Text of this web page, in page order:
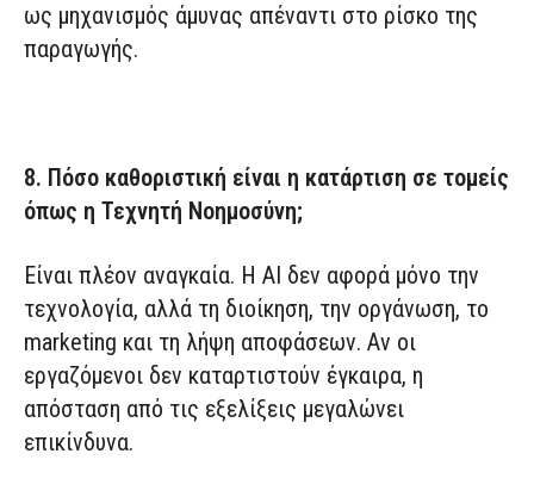
ως μηχανισμός άμυνας απέναντι στο ρίσκο της
παραγωγής.
8. Πόσο καθοριστική είναι η κατάρτιση σε τομείς
όπως η Τεχνητή Νοημοσύνη;
Είναι πλέον αναγκαία. Η AI δεν αφορά μόνο την
τεχνολογία, αλλά τη διοίκηση, την οργάνωση, το
marketing και τη λήψη αποφάσεων. Αν οι
εργαζόμενοι δεν καταρτιστούν έγκαιρα, η
απόσταση από τις εξελίξεις μεγαλώνει
επικίνδυνα.